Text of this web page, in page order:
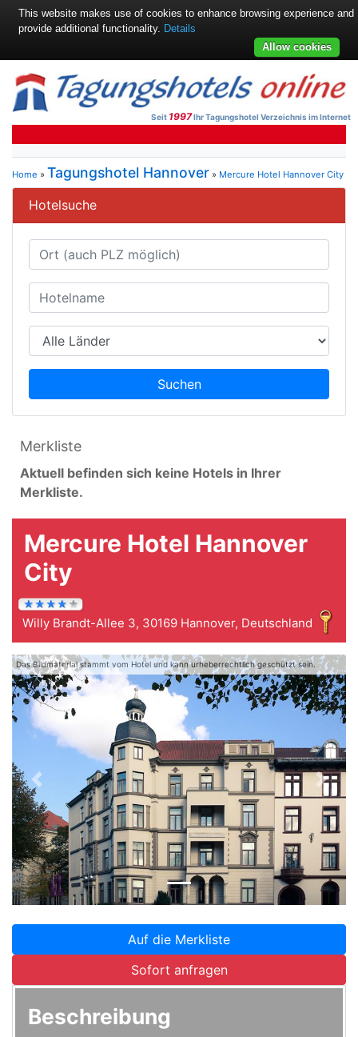
Seit 1997Ihr Tagungshotel Verzeichnis im Internet
Home » Tagungshotel Hannover » Mercure Hotel Hannover City
Hotelsuche
Suchen
Merkliste
Aktuell befinden sich keine Hotels in Ihrer
Merkliste.
Mercure Hotel Hannover
City
Willy Brandt-Allee 3, 30169 Hannover, Deutschland
Das Bildmaterial stammt vom Hotel und kann urheberrechtlich geschützt sein.
Zurück
Auf die Merkliste
Sofort anfragen
Beschreibung
This website makes use of cookies to enhance browsing experience and
provide additional functionality. Details
Allow cookies